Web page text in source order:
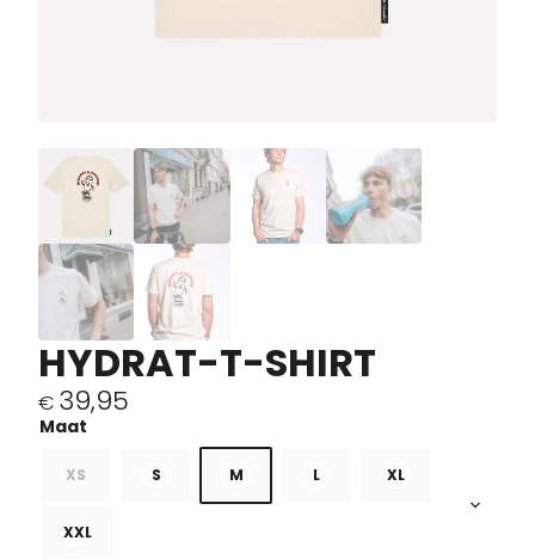
HYDRAT-T-SHIRT
€ 39,95
XS S M L XL
XXL